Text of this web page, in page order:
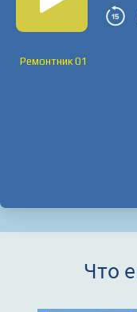
Ремонтник 01
Что